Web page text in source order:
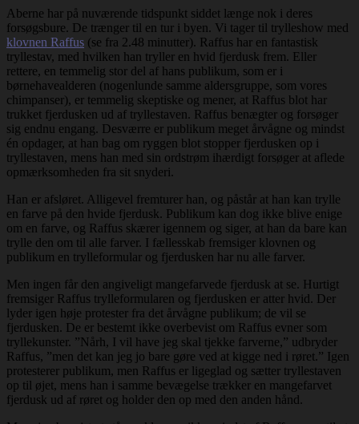
Aberne har på nuværende tidspunkt siddet længe nok i deres
forsøgsbure. De trænger til en tur i byen. Vi tager til trylleshow med
klovnen Raffus (se fra 2.48 minutter). Raffus har en fantastisk
tryllestav, med hvilken han tryller en hvid fjerdusk frem. Eller
rettere, en temmelig stor del af hans publikum, som er i
børnehavealderen (nogenlunde samme aldersgruppe, som vores
chimpanser), er temmelig skeptiske og mener, at Raffus blot har
trukket fjerdusken ud af tryllestaven. Raffus benægter og forsøger
sig endnu engang. Desværre er publikum meget årvågne og mindst
én opdager, at han bag om ryggen blot stopper fjerdusken op i
tryllestaven, mens han med sin ordstrøm ihærdigt forsøger at aflede
opmærksomheden fra sit snyderi.
Han er afsløret. Alligevel fremturer han, og påstår at han kan trylle
en farve på den hvide fjerdusk. Publikum kan dog ikke blive enige
om en farve, og Raffus skærer igennem og siger, at han da bare kan
trylle den om til alle farver. I fællesskab fremsiger klovnen og
publikum en trylleformular og fjerdusken har nu alle farver.
Men ingen får den angiveligt mangefarvede fjerdusk at se. Hurtigt
fremsiger Raffus trylleformularen og fjerdusken er atter hvid. Der
lyder igen høje protester fra det årvågne publikum; de vil se
fjerdusken. De er bestemt ikke overbevist om Raffus evner som
tryllekunster. ”Nårh, I vil have jeg skal tjekke farverne,” udbryder
Raffus, ”men det kan jeg jo bare gøre ved at kigge ned i røret.” Igen
protesterer publikum, men Raffus er ligeglad og sætter tryllestaven
op til øjet, mens han i samme bevægelse trækker en mangefarvet
fjerdusk ud af røret og holder den op med den anden hånd.